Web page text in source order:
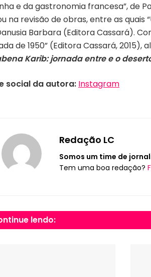
e da gastronomia francesa”, de
na revisão de obras, entre as quais
Barbara (Editora Cassará).
de 1950” (Editora Cassará,
Karib: jornada entre e o
social da autora: Instagram
Redação LC
Somos um time de
Tem uma boa redação?
lendo: